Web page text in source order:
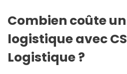
Combien coûte
logistique avec
Logistique ?